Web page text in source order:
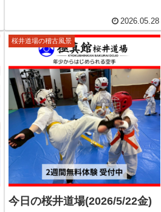
2026.05.28
桜井道場の稽古風景
今日の桜井道場(2026/5/22金)